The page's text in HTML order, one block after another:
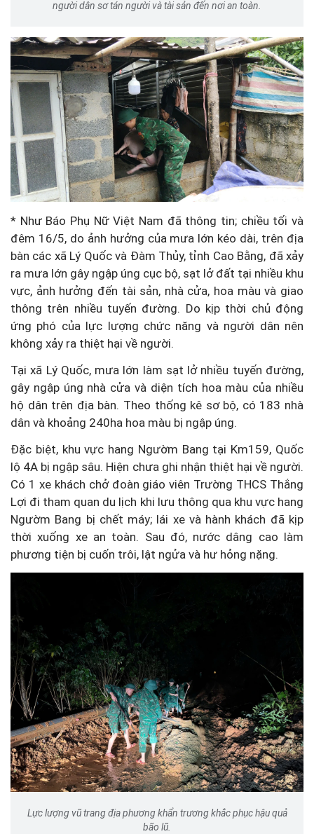
người dân sơ tán người và tài sản đến nơi an toàn.
* Như Báo Phụ Nữ Việt Nam đã thông tin; chiều tối và
đêm 16/5, do ảnh hưởng của mưa lớn kéo dài, trên địa
bàn các xã Lý Quốc và Đàm Thủy, tỉnh Cao Bằng, đã xảy
ra mưa lớn gây ngập úng cục bộ, sạt lở đất tại nhiều khu
vực, ảnh hưởng đến tài sản, nhà cửa, hoa màu và giao
thông trên nhiều tuyến đường. Do kịp thời chủ động
ứng phó của lực lượng chức năng và người dân nên
không xảy ra thiệt hại về người.
Tại xã Lý Quốc, mưa lớn làm sạt lở nhiều tuyến đường,
gây ngập úng nhà cửa và diện tích hoa màu của nhiều
hộ dân trên địa bàn. Theo thống kê sơ bộ, có 183 nhà
dân và khoảng 240ha hoa màu bị ngập úng.
Đặc biệt, khu vực hang Ngườm Bang tại Km159, Quốc
lộ 4A bị ngập sâu. Hiện chưa ghi nhận thiệt hại về người.
Có 1 xe khách chở đoàn giáo viên Trường THCS Thắng
Lợi đi tham quan du lịch khi lưu thông qua khu vực hang
Ngườm Bang bị chết máy; lái xe và hành khách đã kịp
thời xuống xe an toàn. Sau đó, nước dâng cao làm
phương tiện bị cuốn trôi, lật ngửa và hư hỏng nặng.
Lực lượng vũ trang địa phương khẩn trương khắc phục hậu quả
bão lũ.